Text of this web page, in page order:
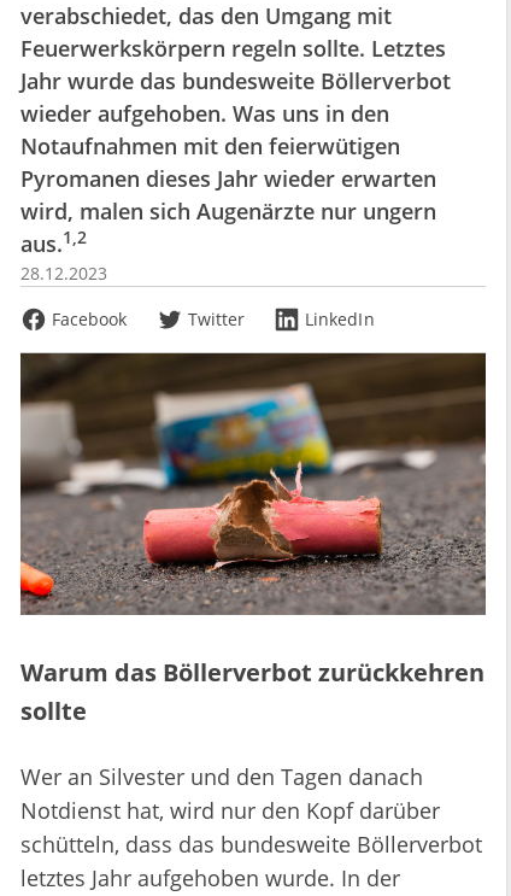
verabschiedet, das den Umgang mit
Feuerwerkskörpern regeln sollte. Letztes
Jahr wurde das bundesweite Böllerverbot
wieder aufgehoben. Was uns in den
Notaufnahmen mit den feierwütigen
Pyromanen dieses Jahr wieder erwarten
wird, malen sich Augenärzte nur ungern
aus.1,2
28.12.2023
Facebook
Twitter LinkedIn
Warum das Böllerverbot zurückkehren
sollte
Wer an Silvester und den Tagen danach
Notdienst hat, wird nur den Kopf darüber
schütteln, dass das bundesweite Böllerverbot
letztes Jahr aufgehoben wurde. In der